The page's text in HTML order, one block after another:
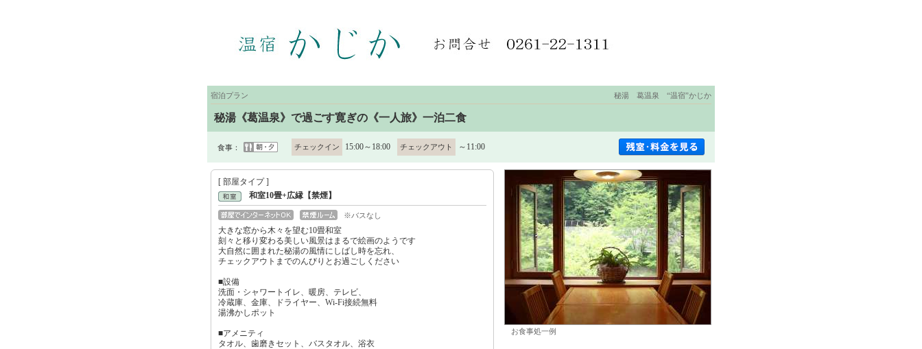
宿泊プラン 秘湯 葛温泉 “温宿”かじか
秘湯《葛温泉》で過ごす寛ぎの《一人旅》一泊二食
食事： チェックイン 15:00～18:00 チェックアウト ～11:00
[ 部屋タイプ ]
和室10畳+広縁【禁煙】
※バスなし
大きな窓から木々を望む10畳和室
刻々と移り変わる美しい風景はまるで絵画のようです
大自然に囲まれた秘湯の風情にしばし時を忘れ、
チェックアウトまでのんびりとお過ごしください
■設備
洗面・シャワートイレ、暖房、テレビ、
冷蔵庫、金庫、ドライヤー、Wi-Fi接続無料
湯沸かしポット
■アメニティ
タオル、歯磨きセット、バスタオル、浴衣
お食事処一例